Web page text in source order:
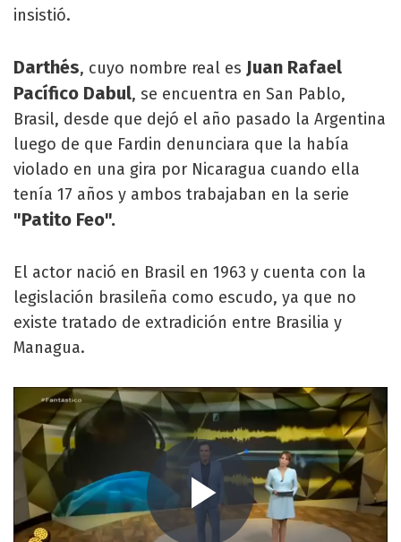
insistió.
Darthés, cuyo nombre real es Juan Rafael
Pacífico Dabul, se encuentra en San Pablo,
Brasil, desde que dejó el año pasado la Argentina
luego de que Fardin denunciara que la había
violado en una gira por Nicaragua cuando ella
tenía 17 años y ambos trabajaban en la serie
"Patito Feo".
El actor nació en Brasil en 1963 y cuenta con la
legislación brasileña como escudo, ya que no
existe tratado de extradición entre Brasilia y
Managua.